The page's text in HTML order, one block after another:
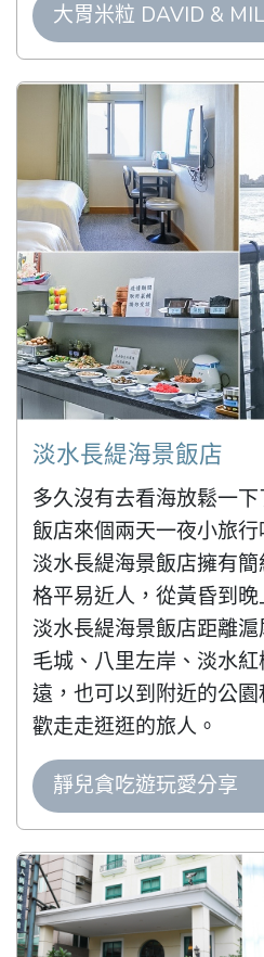
大胃米粒 DAVID &
淡水長緹海景飯店
多久沒有去看海放鬆一
飯店來個兩天一夜小旅
淡水長緹海景飯店擁有
格平易近人，從黃昏到
淡水長緹海景飯店距離
毛城、八里左岸、淡水
遠，也可以到附近的公
歡走走逛逛的旅人。
靜兒貪吃遊玩愛分享